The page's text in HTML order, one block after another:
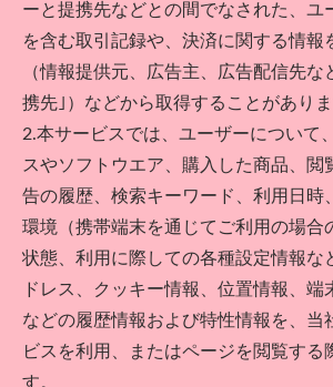
ーと提携先などとの間でなされた、ユ
を含む取引記録や、決済に関する情報
（情報提供元、広告主、広告配信先な
携先｣）などから取得することがありま
2.本サービスでは、ユーザーについて
スやソフトウエア、購入した商品、閲
告の履歴、検索キーワード、利用日時
環境（携帯端末を通じてご利用の場合
状態、利用に際しての各種設定情報な
ドレス、クッキー情報、位置情報、端
などの履歴情報および特性情報を、当
ビスを利用、またはページを閲覧する
す。